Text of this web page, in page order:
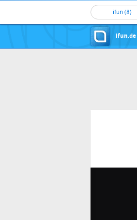
ifun (8)
ifun.de